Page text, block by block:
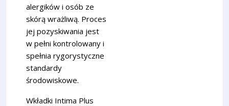
alergików i osób ze
skórą wrażliwą. Proces
jej pozyskiwania jest
w pełni kontrolowany i
spełnia rygorystyczne
standardy
środowiskowe.
Wkładki Intima Plus